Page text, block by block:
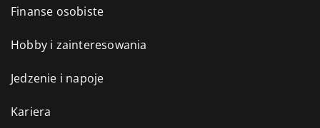
Finanse osobiste
Hobby i zainteresowania
Jedzenie i napoje
Kariera